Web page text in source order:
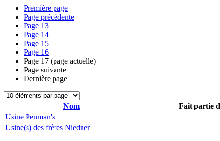
Première page
Page précédente
Page 13
Page 14
Page 15
Page 16
Page 17 (page actuelle)
Page suivante
Dernière page
Nom
Fait partie
Usine Penman's
Usine(s) des frères Niedner